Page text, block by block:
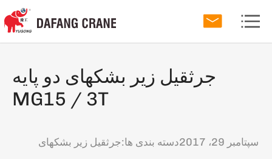
جرثقیل زیر بشکهای دو پایه
MG15 / 3T
سپتامبر 29، 2017 دسته بندی ها:جرثقیل زیر بشکهای